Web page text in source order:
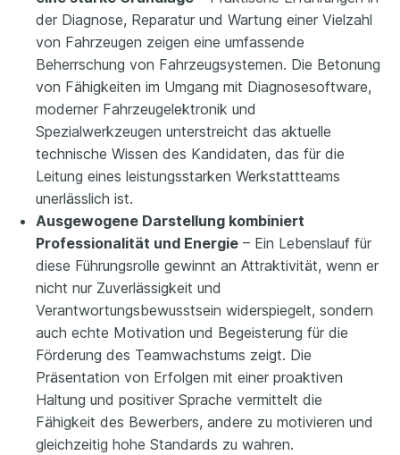
der Diagnose, Reparatur und Wartung einer Vielzahl
von Fahrzeugen zeigen eine umfassende
Beherrschung von Fahrzeugsystemen. Die Betonung
von Fähigkeiten im Umgang mit Diagnosesoftware,
moderner Fahrzeugelektronik und
Spezialwerkzeugen unterstreicht das aktuelle
technische Wissen des Kandidaten, das für die
Leitung eines leistungsstarken Werkstattteams
unerlässlich ist.
Ausgewogene Darstellung kombiniert
Professionalität und Energie – Ein Lebenslauf für
diese Führungsrolle gewinnt an Attraktivität, wenn er
nicht nur Zuverlässigkeit und
Verantwortungsbewusstsein widerspiegelt, sondern
auch echte Motivation und Begeisterung für die
Förderung des Teamwachstums zeigt. Die
Präsentation von Erfolgen mit einer proaktiven
Haltung und positiver Sprache vermittelt die
Fähigkeit des Bewerbers, andere zu motivieren und
gleichzeitig hohe Standards zu wahren.